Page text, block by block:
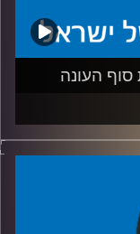
משה
אותה ומי לא